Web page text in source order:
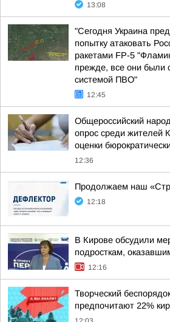
13:08
"Сегодня Украина
попытку атаковать
ракетами FP-5
прежде, все они были
системой ПВО"
12:45
Общероссийский
опрос среди жителей
оценки
12:36
Продолжаем наш
12:18
В Кирове обсудили
подросткам,
12:16
Творческий
предпочитают 22%